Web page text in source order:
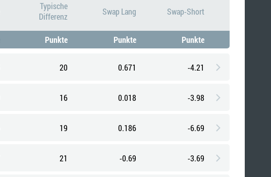
Typische
Differenz
Swap Lang Swap-Short
Punkte Punkte Punkte
20 0.671 -4.21
16 0.018 -3.98
19 0.186 -6.69
21 -0.69 -3.69